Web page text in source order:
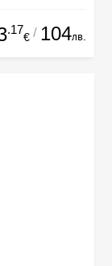
.17
€ / 104лв.